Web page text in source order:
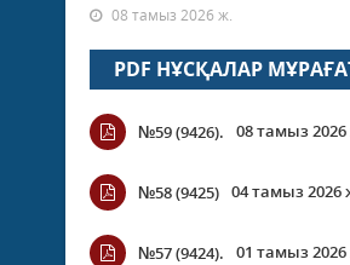
08 тамыз 2026 ж.
PDF НҰСҚАЛАР
№59 (9426). 08 тамыз
№58 (9425) 04 тамыз 2026
№57 (9424). 01 тамыз